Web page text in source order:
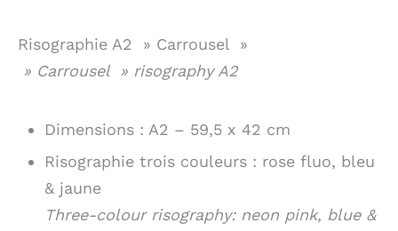
Risographie A2 » Carrousel »
» Carrousel » risography A2
Dimensions : A2 – 59,5 x 42 cm
Risographie trois couleurs : rose fluo, bleu
& jaune
Three-colour risography: neon pink, blue &